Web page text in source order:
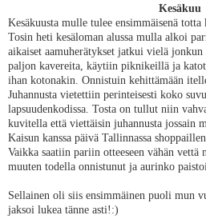
Kesäkuu
Kesäkuusta mulle tulee ensimmäisenä
Tosin heti kesäloman alussa mulla alkoi
aikaiset aamuherätykset jatkui vielä jonkun
paljon kavereita, käytiin piknikeillä ja
ihan kotonakin. Onnistuin kehittämään
Juhannusta vietettiin perinteisesti koko
lapsuudenkodissa. Tosta on tullut niin
kuvitella että viettäisin juhannusta jossain
Kaisun kanssa päivä Tallinnassa
Vaikka saatiin pariin otteeseen vähän
muuten todella onnistunut ja aurinko
Sellainen oli siis ensimmäinen puoli mun
jaksoi lukea tänne asti!:)